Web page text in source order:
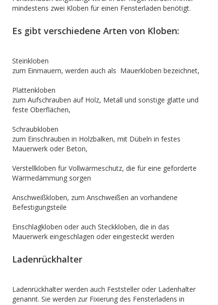
mindestens zwei Kloben für einen Fensterladen benötigt.
Es gibt verschiedene Arten von Kloben:
Steinkloben
zum Einmauern, werden auch als Mauerkloben bezeichnet,
Plattenkloben
zum Aufschrauben auf Holz, Metall und sonstige glatte und
feste Oberflächen,
Schraubkloben
zum Einschrauben in Holzbalken, mit Dübeln in festes
Mauerwerk oder Beton,
Verstellkloben für Vollwärmeschutz, die für eine geforderte
Wärmedämmung sorgen
Anschweißkloben, zum Anschweißen an vorhandene
Befestigungsteile
Einschlagkloben oder auch Steckkloben, die in das
Mauerwerk eingeschlagen oder eingesteckt werden
Ladenrückhalter
Ladenrückhalter werden auch Feststeller oder Ladenhalter
genannt. Sie werden zur Fixierung des Fensterladens in